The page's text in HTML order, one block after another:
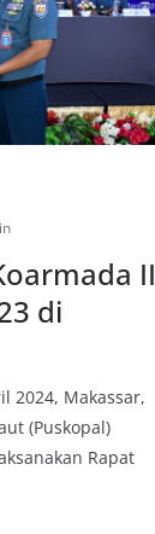
II
di
2024, Makassar,
(Puskopal)
Rapat